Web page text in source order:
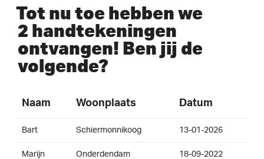
Tot nu toe hebben we
2 handtekeningen
ontvangen! Ben jij de
volgende?
Naam Woonplaats Datum
Bart Schiermonnikoog 13-01-2026
Marijn Onderdendam 18-09-2022